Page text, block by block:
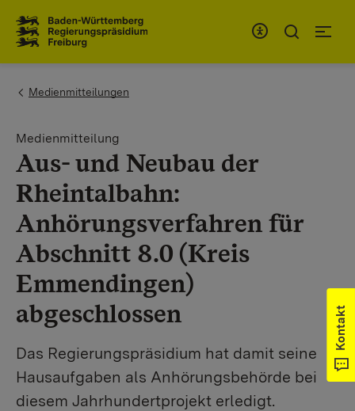
You are here:
Medienmitteilungen
Medienmitteilung
Aus- und Neubau der
Rheintalbahn:
Anhörungsverfahren für
Abschnitt 8.0 (Kreis
Emmendingen)
abgeschlossen
Das Regierungspräsidium hat damit seine
Hausaufgaben als Anhörungsbehörde bei
diesem Jahrhundertprojekt erledigt.
Kontakt